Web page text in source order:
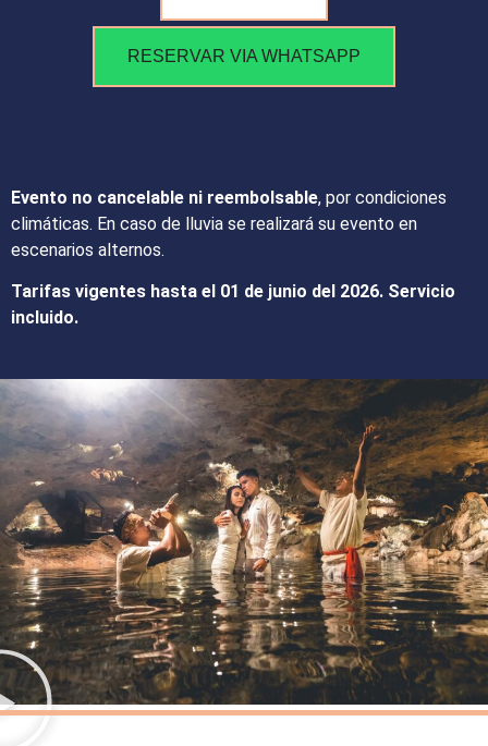
RESERVAR VIA WHATSAPP
Evento no cancelable ni reembolsable, por condiciones
climáticas. En caso de lluvia se realizará su evento en
escenarios alternos.
Tarifas vigentes hasta el 01 de junio del 2026. Servicio
incluido.